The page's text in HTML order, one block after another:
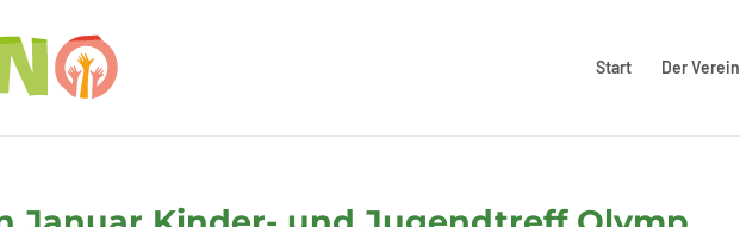
Start Der Verein